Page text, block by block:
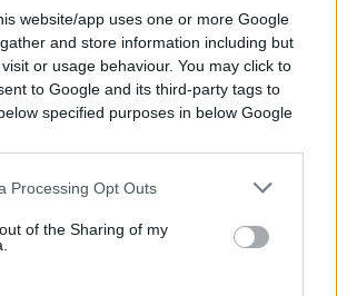
website/app uses one or more Google
and store information including but
or usage behaviour. You may click to
to Google and its third-party tags to
specified purposes in below Google
Processing Opt Outs
of the Sharing of my
patrimonio artistico, la sua
il suo ricchissimo,
nel solco delle scienze
climatici” contro la proprietà,
contro il cristianesimo, per
presepe “allargato” di +Europa
sono i medesimi.
la riflessione da suggerire, ma